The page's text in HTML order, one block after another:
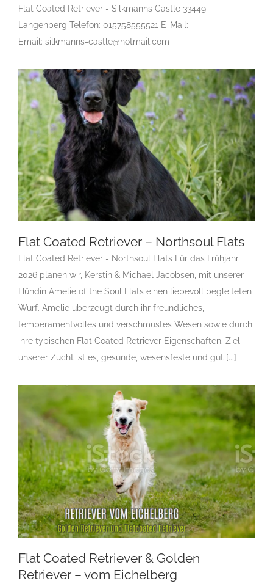
Flatcoated Retriever Landesgruppe Retriever
Standard
Rassehunde von A bis Z Rassehundezüchter
Flat Coated Retriever - Silkmanns Castle 33449
Langenberg Telefon: 015758555521 E-Mail:
Email: silkmanns-castle@hotmail.com
Flat Coated Retriever – Northsoul Flats
F Gruppe 8 Gruppe 8-Sektion 1
Gruppe 8-Sektion 1
Züchter Flatcoated Retriever Gruppe 8-Sektion 1-
Flatcoated Retriever Landesgruppe Retriever Rassehunde
Standard Rassehunde von A bis Z Rassehundezüchter
Flat Coated Retriever – Northsoul Flats
Flat Coated Retriever - Northsoul Flats Für das Frühjahr
2026 planen wir, Kerstin & Michael Jacobsen, mit unserer
Hündin Amelie of the Soul Flats einen liebevoll begleiteten
Wurf. Amelie überzeugt durch ihr freundliches,
temperamentvolles und verschmustes Wesen sowie durch
ihre typischen Flat Coated Retriever Eigenschaften. Ziel
unserer Zucht ist es, gesunde, wesensfeste und gut [...]
Flat Coated Retriever & Golden
Retriever – vom Eichelberg